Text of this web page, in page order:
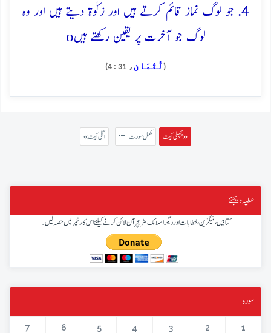
4. جو لوگ نماز قائم کرتے ہیں اور زکوٰۃ دیتے ہیں اور وہ
لوگ جو آخرت پر یقین رکھتے ہیںo
( لُقْمَان ، 31 : 4)
پچھلی آیت » مکمل سورت « اگلی آیت
عطیہ دیجئے
کتابیں، میگزین، خطابات اور دیگر اسلامک لٹریچر آن لائن کرنے کیلئے اس کار خیر میں حصہ لیں۔
سورہ
1
2
3
4
5
6
7